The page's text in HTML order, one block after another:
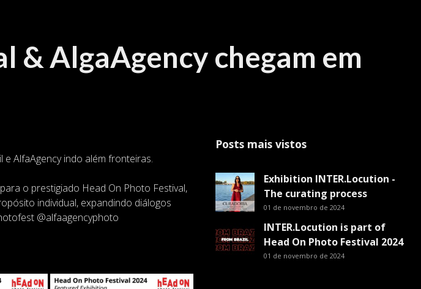
& AlgaAgency chegam em
e AlfaAgency indo além fronteiras.
o prestigiado Head On Photo Festival,
individual, expandindo diálogos
@alfaagencyphoto
Posts mais vistos
Exhibition INTER.Locution -
The curating process
01 de novembro de 2024
INTER.Locution is part of
Head On Photo Festival 2024
01 de novembro de 2024